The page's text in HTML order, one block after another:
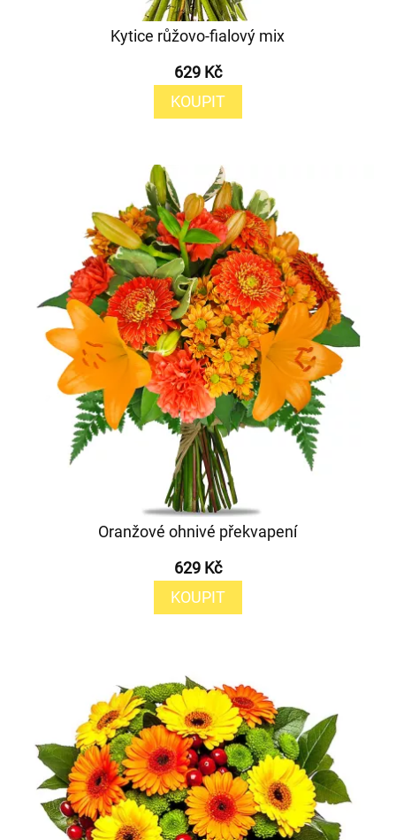
Kytice růžovo-fialový mix
629 Kč
KOUPIT
Oranžové ohnivé překvapení
629 Kč
KOUPIT